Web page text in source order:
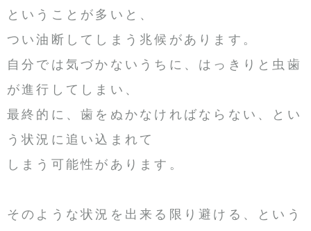
ということが多いと、
つい油断してしまう兆候があります。
自分では気づかないうちに、はっきりと虫歯
が進行してしまい、
最終的に、歯をぬかなければならない、とい
う状況に追い込まれて
しまう可能性があります。
そのような状況を出来る限り避ける、という